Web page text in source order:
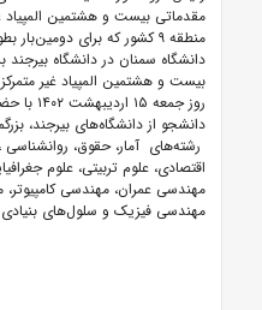
مقدماتی بیست و هشتمین المپیاد
منطقه ۹ کشور که برای
دانشگاه سمنان در دانشگاه
بیست و هشتمین المپیاد غیر
رشته‌های آمار، حقوق، روانشناسی
اقتصادی، علوم تربیتی، علوم
مهندسی عمران، مهندسی
مهندسی فیزیک و سلول‌های